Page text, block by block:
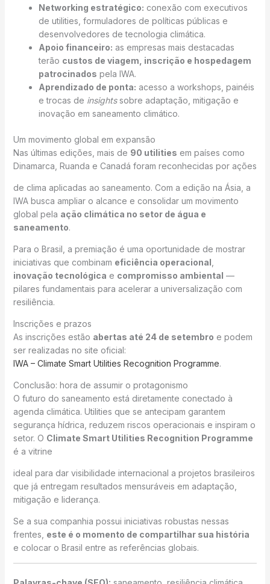
Networking estratégico: conexão com executivos
de utilities, formuladores de políticas públicas e
desenvolvedores de tecnologia climática.
Apoio financeiro: as empresas mais destacadas
terão custos de viagem, inscrição e hospedagem
patrocinados pela IWA.
Aprendizado de ponta: acesso a workshops, painéis
e trocas de insightssobre adaptação, mitigação e
inovação em saneamento climático.
Um movimento global em expansão
Nas últimas edições, mais de 90 utilities em países como
Dinamarca, Ruanda e Canadá foram reconhecidas por ações
de clima aplicadas ao saneamento. Com a edição na Ásia, a
IWA busca ampliar o alcance e consolidar um movimento
global pela ação climática no setor de água e
saneamento.
Para o Brasil, a premiação é uma oportunidade de mostrar
iniciativas que combinam eficiência operacional
inovação tecnológica e compromisso ambiental —
pilares fundamentais para acelerar a universalização com
resiliência.
Inscrições e prazos
As inscrições estão abertas até 24 de setembro e podem
ser realizadas no site oficial:
IWA – Climate Smart Utilities Recognition Programme.
Conclusão: hora de assumir o protagonismo
O futuro do saneamento está diretamente conectado à
agenda climática. Utilities que se antecipam garantem
segurança hídrica, reduzem riscos operacionais e inspiram o
setor. O Climate Smart Utilities Recognition Programme
é a vitrine
ideal para dar visibilidade internacional a projetos brasileiros
que já entregam resultados mensuráveis em adaptação,
mitigação e liderança.
Se a sua companhia possui iniciativas robustas nessas
frentes, este é o momento de compartilhar sua história
e colocar o Brasil entre as referências globais.